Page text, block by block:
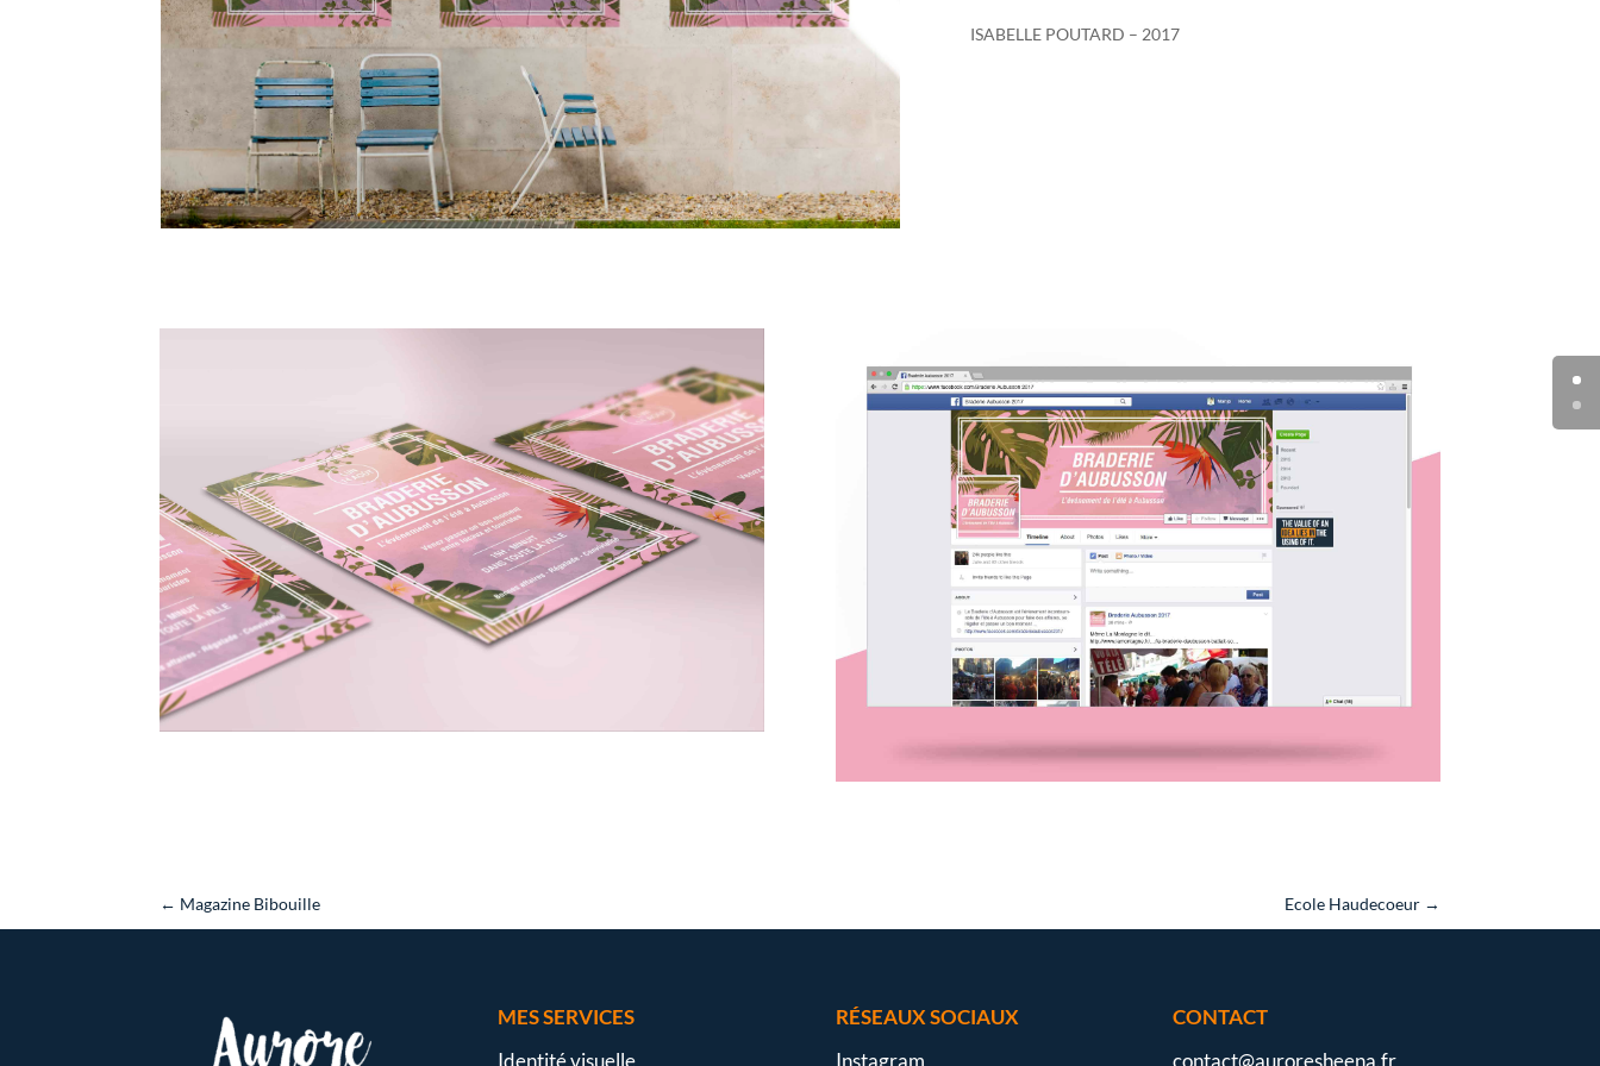
ISABELLE POUTARD – 2017
← Magazine Bibouille Ecole Haudecoeur →
MES SERVICES
RÉSEAUX SOCIAUX
CONTACT